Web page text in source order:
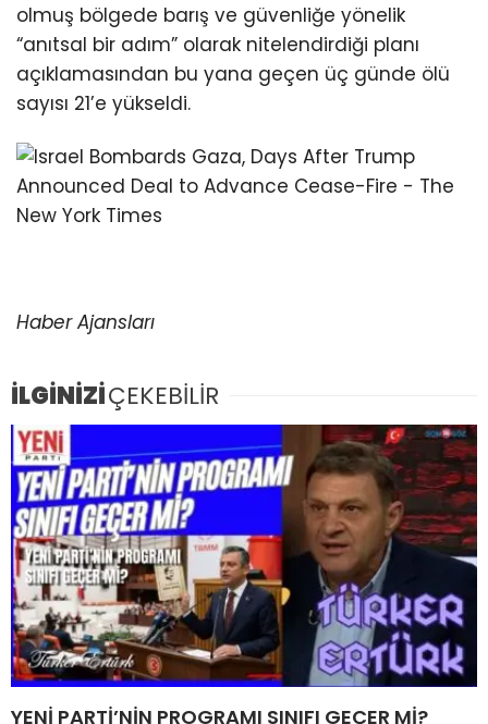
olmuş bölgede barış ve güvenliğe yönelik
“anıtsal bir adım” olarak nitelendirdiği planı
açıklamasından bu yana geçen üç günde ölü
sayısı 21’e yükseldi.
Haber Ajansları
İLGİNİZİÇEKEBİLİR
YENİ PARTİ’NİN PROGRAMI SINIFI GEÇER Mİ?